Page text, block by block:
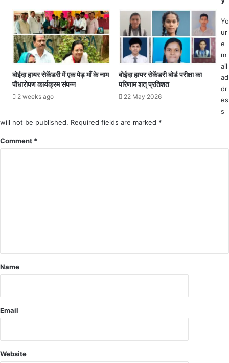
सी
त्थ
गां
सि
ल
व
ल
सी
लो
आ
स्था
का
र्व
ठ
बोईदा हायर सेकेंडरी में एक पेड़ माँ के नाम
पौधारोपण कार्यक्रम संपन्न
2 weeks ago
बोईदा हायर सेकेंडरी बोर्ड परीक्षा का
परिणाम शत् प्रतिशत
22 May 2026
Yo
ur
e
m
ail
ad
dr
es
s
will not be published. Required fields are marked *
Comment *
Name
Email
Website